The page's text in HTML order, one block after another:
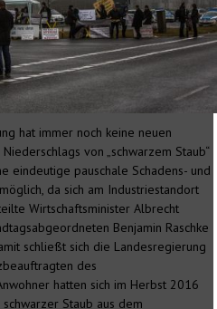
hat immer noch keine neuen
von „schwarzem Staub“
eindeutige pauschale Schadens- und
da sich am Industriestandort
Wirtschaftsminister Albrecht
Benjamin Raschke
schließt sich die Landesregierung
des
hatten sich im Herbst 2016
Staub aus dem